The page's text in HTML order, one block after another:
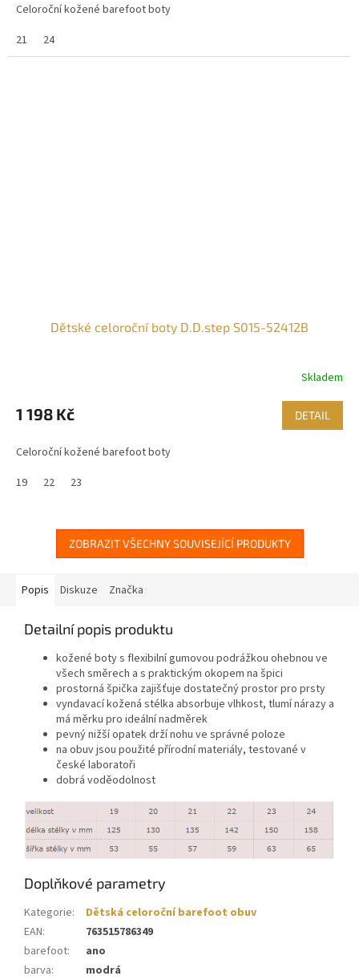
Celoroční kožené barefoot boty
21
24
Dětské celoroční boty D.D.step S015-52412B
Skladem
1 198 Kč DETAIL
Celoroční kožené barefoot boty
19
22 23
ZOBRAZIT VŠECHNY SOUVISEJÍCÍ PRODUKTY
Popis Diskuze Značka
Detailní popis produktu
kožené boty s flexibilní gumovou podrážkou ohebnou ve
všech směrech a s praktickým okopem na špici
prostorná špička zajišťuje dostatečný prostor pro prsty
vyndavací kožená stélka absorbuje vlhkost, tlumí nárazy a
má měrku pro ideální nadměrek
pevný nižší opatek drží nohu ve správné poloze
na obuv jsou použité přírodní materiály, testované v
české laboratoři
dobrá voděodolnost
Doplňkové parametry
Kategorie:
Dětská celoroční barefoot obuv
EAN:
763515786349
barefoot:
ano
barva:
modrá